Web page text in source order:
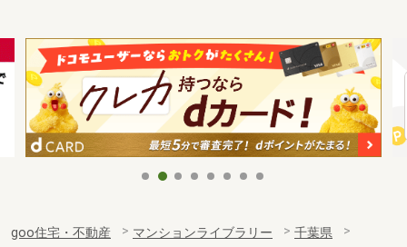
goo住宅・不動産 マンションライブラリー
千葉県